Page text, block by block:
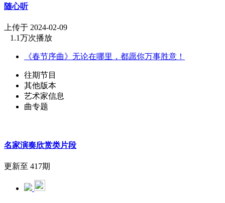
随心听
上传于 2024-02-09
1.1万次播放
《春节序曲》无论在哪里，都愿你万事胜意！
往期节目
其他版本
艺术家信息
曲专题
名家演奏欣赏类片段
更新至 417期